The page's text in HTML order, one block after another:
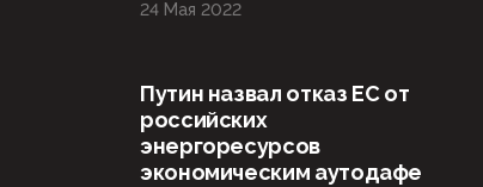
24 Мая 2022
Путин назвал отказ ЕС от
российских
энергоресурсов
экономическим аутодафе